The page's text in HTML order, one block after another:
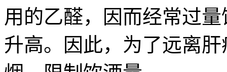
用的乙醛，因而经常过
升高。因此，为了远离